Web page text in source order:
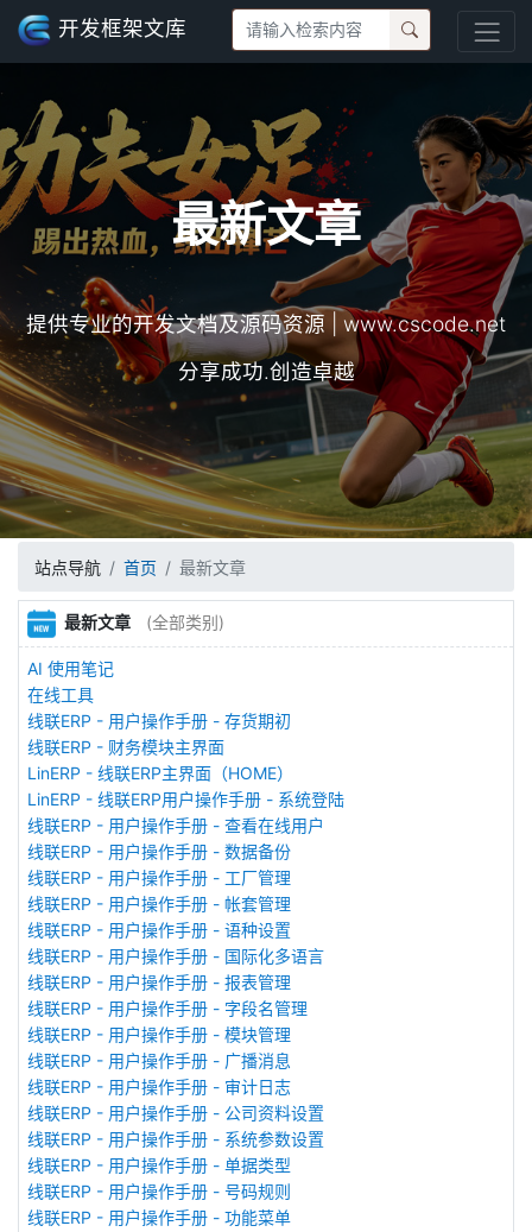
开发框架文库
最新文章
提供专业的开发文档及源码资源 | www.cscode.net
分享成功.创造卓越
站点导航 首页 最新文章
最新文章 (全部类别)
AI 使用笔记
在线工具
线联ERP - 用户操作手册 - 存货期初
线联ERP - 财务模块主界面
LinERP - 线联ERP主界面（HOME）
LinERP - 线联ERP用户操作手册 - 系统登陆
线联ERP - 用户操作手册 - 查看在线用户
线联ERP - 用户操作手册 - 数据备份
线联ERP - 用户操作手册 - 工厂管理
线联ERP - 用户操作手册 - 帐套管理
线联ERP - 用户操作手册 - 语种设置
线联ERP - 用户操作手册 - 国际化多语言
线联ERP - 用户操作手册 - 报表管理
线联ERP - 用户操作手册 - 字段名管理
线联ERP - 用户操作手册 - 模块管理
线联ERP - 用户操作手册 - 广播消息
线联ERP - 用户操作手册 - 审计日志
线联ERP - 用户操作手册 - 公司资料设置
线联ERP - 用户操作手册 - 系统参数设置
线联ERP - 用户操作手册 - 单据类型
线联ERP - 用户操作手册 - 号码规则
线联ERP - 用户操作手册 - 功能菜单